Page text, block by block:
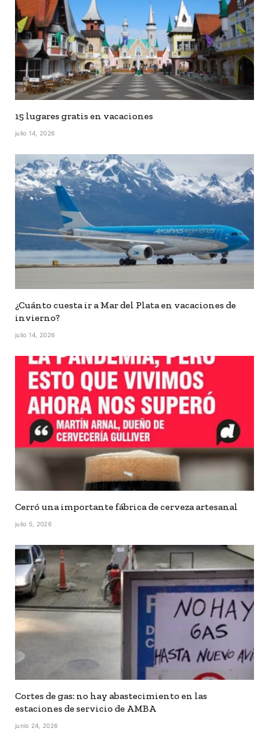
15 lugares gratis en vacaciones
julio 14, 2026
¿Cuánto cuesta ir a Mar del Plata en vacaciones de
invierno?
julio 14, 2026
Cerró una importante fábrica de cerveza artesanal
julio 5, 2026
Cortes de gas: no hay abastecimiento en las
estaciones de servicio de AMBA
junio 24, 2026